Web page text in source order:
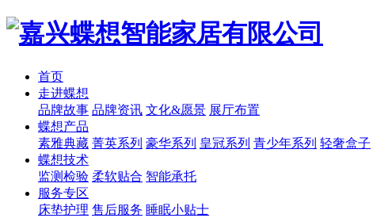
首页
走进蝶想
品牌故事 品牌资讯 文化&愿景 展厅布置
蝶想产品
素雅典藏 菁英系列 豪华系列 皇冠系列 青少年系列 轻奢盒子
蝶想技术
监测检验 柔软贴合 智能承托
服务专区
床垫护理 售后服务 睡眠小贴士